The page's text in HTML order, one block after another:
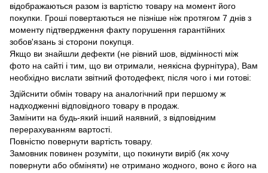
відображаються разом із вартістю товару на момент його
покупки. Гроші повертаються не пізніше ніж протягом 7 днів з
моменту підтвердження факту порушення гарантійних
зобов'язань зі сторони покупця.
Якщо ви знайшли дефекти (не рівний шов, відмінності між
фото на сайті і тим, що ви отримали, неякісна фурнітура), Вам
необхідно вислати звітний фотодефект, після чого і ми готові:
Здійснити обмін товару на аналогічний при першому ж
надходженні відповідного товару в продаж.
Замінити на будь-який інший наявний, з відповідним
перерахуванням вартості.
Повністю повернути вартість товару.
Замовник повинен розуміти, що покинути виріб (як хочу
повернути або обміняти) не отримано жодного, воно є його на